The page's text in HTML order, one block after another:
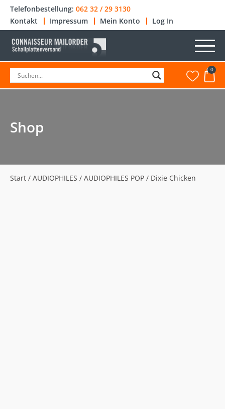
Telefonbestellung: 062 32 / 29 3130
Kontakt
Impressum Mein Konto Log In
0
Shop
Start / AUDIOPHILES / AUDIOPHILES POP / Dixie Chicken